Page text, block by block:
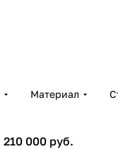
Материал
210 000 руб.